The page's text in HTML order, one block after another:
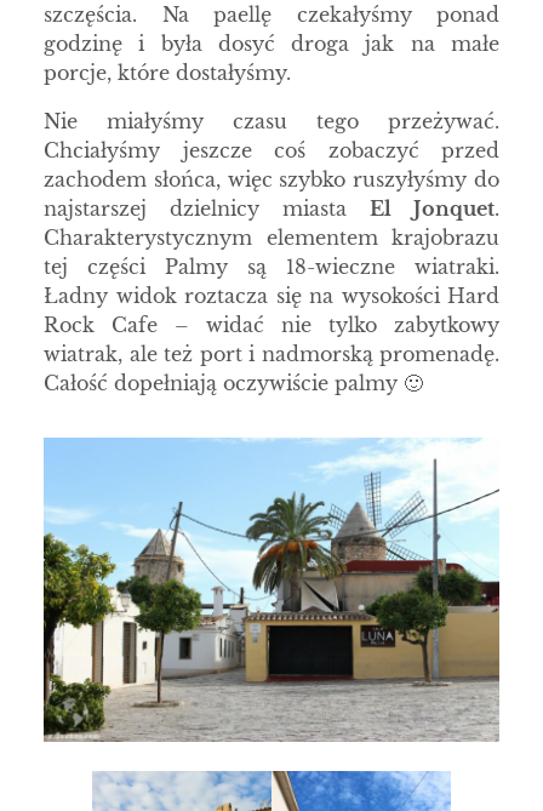
szczęścia. Na paellę czekałyśmy ponad
godzinę i była dosyć droga jak na małe
porcje, które dostałyśmy.
Nie miałyśmy czasu tego przeżywać.
Chciałyśmy jeszcze coś zobaczyć przed
zachodem słońca, więc szybko ruszyłyśmy do
najstarszej dzielnicy miasta El Jonquet.
Charakterystycznym elementem krajobrazu
tej części Palmy są 18-wieczne wiatraki.
Ładny widok roztacza się na wysokości Hard
Rock Cafe – widać nie tylko zabytkowy
wiatrak, ale też port i nadmorską promenadę.
Całość dopełniają oczywiście palmy 🙂